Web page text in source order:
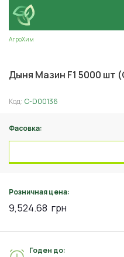
АгроХим
Дыня Мазин F1 5000 шт
Код: C-D00136
Фасовка:
Розничная цена:
9,524.68 грн
Годен до: